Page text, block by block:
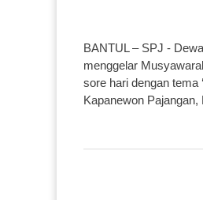
BANTUL – SPJ -
menggelar
sore hari dengan tema
Kapanewon